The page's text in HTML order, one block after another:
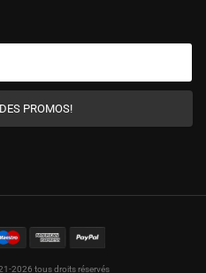
PROMOS!
2026 tous droits réservés